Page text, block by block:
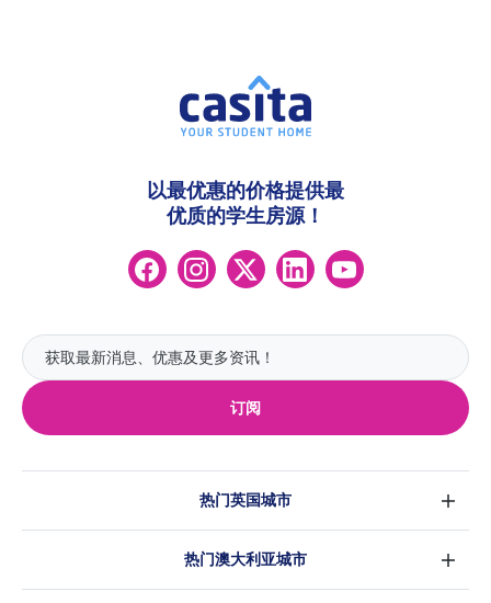
订阅
以最优惠的价格提供最
优质的学生房源！
热门英国城市
伦敦
热门澳大利亚城市